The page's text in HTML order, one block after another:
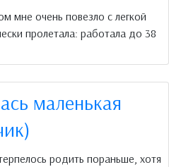
мне очень повезло с легкой
пролетала: работала до 38
маленькая
родить пораньше, хотя